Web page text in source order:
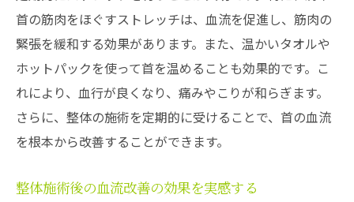
首の筋肉をほぐすストレッチは、血流を促進し、筋肉の
緊張を緩和する効果があります。また、温かいタオルや
ホットパックを使って首を温めることも効果的です。こ
れにより、血行が良くなり、痛みやこりが和らぎます。
さらに、整体の施術を定期的に受けることで、首の血流
を根本から改善することができます。
整体施術後の血流改善の効果を実感する